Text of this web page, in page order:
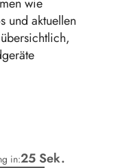
und aktuellen
in:25Sek.